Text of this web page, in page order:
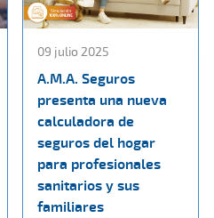
09 julio 2025
A.M.A. Seguros
presenta una nueva
calculadora de
seguros del hogar
para profesionales
sanitarios y sus
familiares